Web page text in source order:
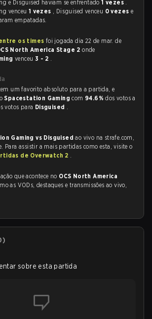
e Disguised haviam se enfrentado1 vezes .
venceu 1 vezes , Disguised venceu 0 vezes e
empatadas.
os times foi jogada dia 22 de mar. de
North America Stage 2onde
venceu 3 - 2 .
um favorito absoluto para a partida, e
Spacestation Gamingcom 94.6%dos votos a
votos para Disguised .
Gaming vs Disguisedao vivo na strafe.com,
Para assistir a mais partidas como esta, visite o
de Overwatch 2 .
que acontece no OCS North America
as VODs, destaques e transmissões ao vivo,
)
sobre esta partida